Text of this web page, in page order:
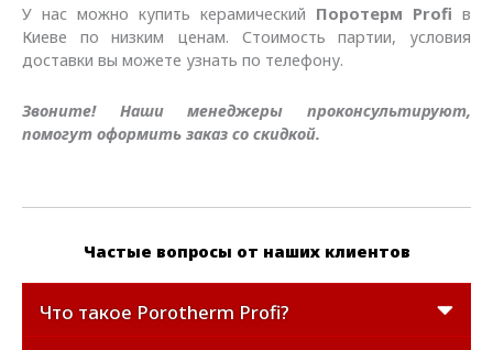
У нас можно купить керамический Поротерм Profi в
Киеве по низким ценам. Стоимость партии, условия
доставки вы можете узнать по телефону.
Звоните! Наши менеджеры проконсультируют,
помогут оформить заказ со скидкой.
Частые вопросы от наших клиентов
Что такое Porotherm Profi?